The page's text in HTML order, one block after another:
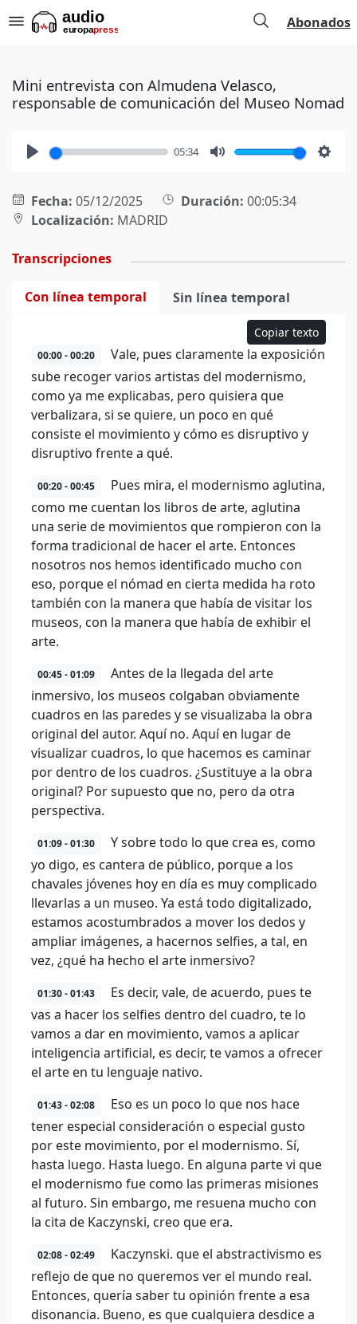
Abonados
Mini entrevista con Almudena Velasco,
responsable de comunicación del Museo Nomad
05:34
Fecha: 05/12/2025 Duración: 00:05:34
Localización: MADRID
Transcripciones
Con línea temporal Sin línea temporal
Copiar texto
00:00 - 00:20
Vale, pues claramente la exposición
sube recoger varios artistas del modernismo,
como ya me explicabas, pero quisiera que
verbalizara, si se quiere, un poco en qué
consiste el movimiento y cómo es disruptivo y
disruptivo frente a qué.
00:20 - 00:45
Pues mira, el modernismo aglutina,
como me cuentan los libros de arte, aglutina
una serie de movimientos que rompieron con la
forma tradicional de hacer el arte. Entonces
nosotros nos hemos identificado mucho con
eso, porque el nómad en cierta medida ha roto
también con la manera que había de visitar los
museos, con la manera que había de exhibir el
arte.
00:45 - 01:09
Antes de la llegada del arte
inmersivo, los museos colgaban obviamente
cuadros en las paredes y se visualizaba la obra
original del autor. Aquí no. Aquí en lugar de
visualizar cuadros, lo que hacemos es caminar
por dentro de los cuadros. ¿Sustituye a la obra
original? Por supuesto que no, pero da otra
perspectiva.
01:09 - 01:30
Y sobre todo lo que crea es, como
yo digo, es cantera de público, porque a los
chavales jóvenes hoy en día es muy complicado
llevarlas a un museo. Ya está todo digitalizado,
estamos acostumbrados a mover los dedos y
ampliar imágenes, a hacernos selfies, a tal, en
vez, ¿qué ha hecho el arte inmersivo?
01:30 - 01:43
Es decir, vale, de acuerdo, pues te
vas a hacer los selfies dentro del cuadro, te lo
vamos a dar en movimiento, vamos a aplicar
inteligencia artificial, es decir, te vamos a ofrecer
el arte en tu lenguaje nativo.
01:43 - 02:08
Eso es un poco lo que nos hace
tener especial consideración o especial gusto
por este movimiento, por el modernismo. Sí,
hasta luego. Hasta luego. En alguna parte vi que
el modernismo fue como las primeras misiones
al futuro. Sin embargo, me resuena mucho con
la cita de Kaczynski, creo que era.
02:08 - 02:49
Kaczynski. que el abstractivismo es
reflejo de que no queremos ver el mundo real.
Entonces, quería saber tu opinión frente a esa
disonancia. Bueno, es que cualquiera desdice a